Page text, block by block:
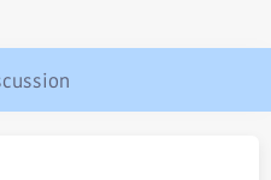
o
d
a